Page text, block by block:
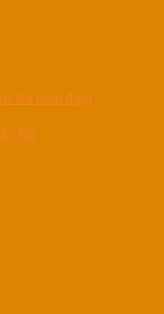
tra bình điện
Nổ